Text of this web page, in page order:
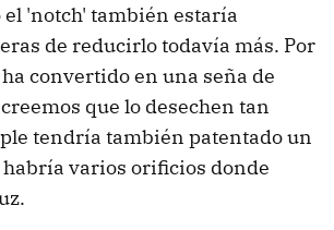
'notch' también estaría
de reducirlo todavía más. Por
convertido en una seña de
que lo desechen tan
tendría también patentado un
varios orificios donde